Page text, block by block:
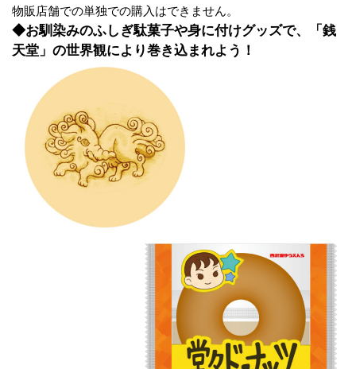
物販店舗での単独での購入はできません。
◆お馴染みのふしぎ駄菓子や身に付けグッズで、「銭
天堂」の世界観により巻き込まれよう！